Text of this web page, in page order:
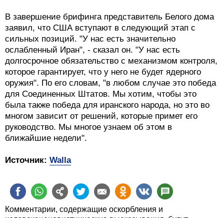
В завершение брифинга представитель Белого дома
заявил, что США вступают в следующий этап с
сильных позиций. "У нас есть значительно
ослабленный Иран", - сказал он. "У нас есть
долгосрочное обязательство с механизмом контроля,
которое гарантирует, что у него не будет ядерного
оружия". По его словам, "в любом случае это победа
для Соединенных Штатов. Мы хотим, чтобы это
была также победа для иранского народа, но это во
многом зависит от решений, которые примет его
руководство. Мы многое узнаем об этом в
ближайшие недели".
Источник: Walla
Комментарии, содержащие оскорбления и